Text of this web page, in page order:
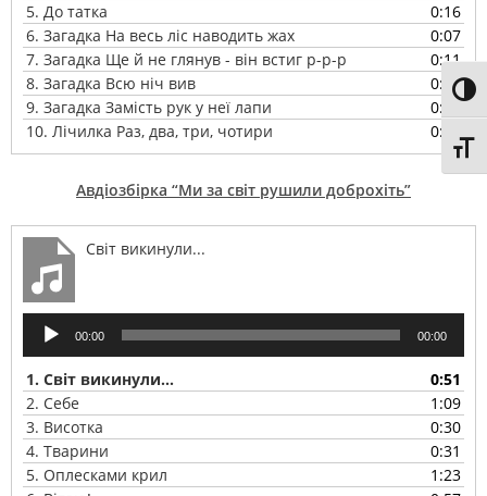
5. До татка
0:16
6. Загадка На весь ліс наводить жах
0:07
7. Загадка Ще й не глянув - він встиг р-р-р
0:11
8. Загадка Всю ніч вив
0:09
9. Загадка Замість рук у неї лапи
0:14
10. Лічилка Раз, два, три, чотири 0:10
Авдіозбірка “Ми за світ рушили доброхіть”
Світ викинули...
Аудіопрогравач
00:00 00:00
1. Світ викинули...
0:51
2. Себе
1:09
3. Висотка
0:30
4. Тварини
0:31
5. Оплесками крил
1:23